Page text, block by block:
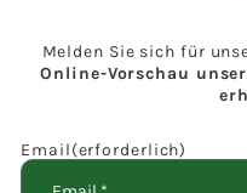
Melden Sie sich für
Online-Vorschau
Email(erforderlich)